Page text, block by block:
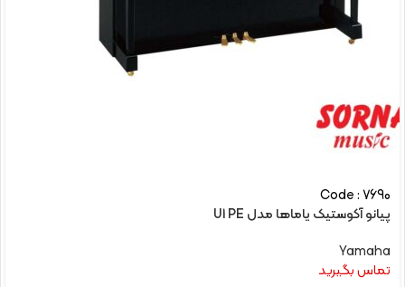
Code : 7690
پیانو آکوستیک یاماها مدل U1 PE
Yamaha
تماس بگیرید